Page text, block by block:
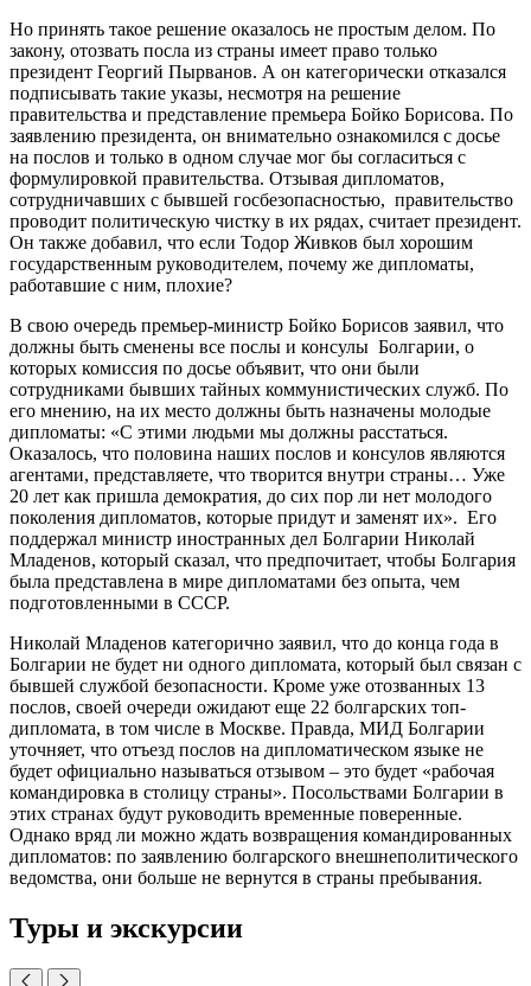
Но принять такое решение оказалось не простым делом. По
закону, отозвать посла из страны имеет право только
президент Георгий Пырванов. А он категорически отказался
подписывать такие указы, несмотря на решение
правительства и представление премьера Бойко Борисова. По
заявлению президента, он внимательно ознакомился с досье
на послов и только в одном случае мог бы согласиться с
формулировкой правительства. Отзывая дипломатов,
сотрудничавших с бывшей госбезопасностью, правительство
проводит политическую чистку в их рядах, считает президент.
Он также добавил, что если Тодор Живков был хорошим
государственным руководителем, почему же дипломаты,
работавшие с ним, плохие?
В свою очередь премьер-министр Бойко Борисов заявил, что
должны быть сменены все послы и консулы Болгарии, о
которых комиссия по досье объявит, что они были
сотрудниками бывших тайных коммунистических служб. По
его мнению, на их место должны быть назначены молодые
дипломаты: «С этими людьми мы должны расстаться.
Оказалось, что половина наших послов и консулов являются
агентами, представляете, что творится внутри страны… Уже
20 лет как пришла демократия, до сих пор ли нет молодого
поколения дипломатов, которые придут и заменят их». Его
поддержал министр иностранных дел Болгарии Николай
Младенов, который сказал, что предпочитает, чтобы Болгария
была представлена в мире дипломатами без опыта, чем
подготовленными в СССР.
Николай Младенов категорично заявил, что до конца года в
Болгарии не будет ни одного дипломата, который был связан с
бывшей службой безопасности. Кроме уже отозванных 13
послов, своей очереди ожидают еще 22 болгарских топ-
дипломата, в том числе в Москве. Правда, МИД Болгарии
уточняет, что отъезд послов на дипломатическом языке не
будет официально называться отзывом – это будет «рабочая
командировка в столицу страны». Посольствами Болгарии в
этих странах будут руководить временные поверенные.
Однако вряд ли можно ждать возвращения командированных
дипломатов: по заявлению болгарского внешнеполитического
ведомства, они больше не вернутся в страны пребывания.
Туры и экскурсии